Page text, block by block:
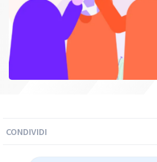
CONDIVIDI